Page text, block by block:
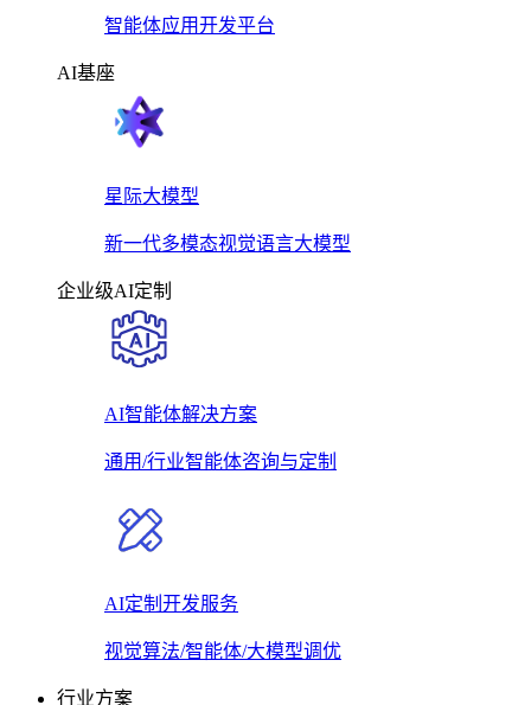
智能体应用开发平台
AI基座
星际大模型
新一代多模态视觉语言大模型
企业级AI定制
AI智能体解决方案
通用/行业智能体咨询与定制
AI定制开发服务
视觉算法/智能体/大模型调优
行业方案